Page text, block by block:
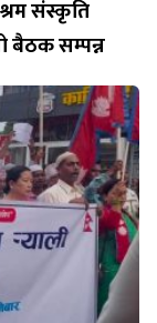
संस्कृति
बैठक सम्पन्न